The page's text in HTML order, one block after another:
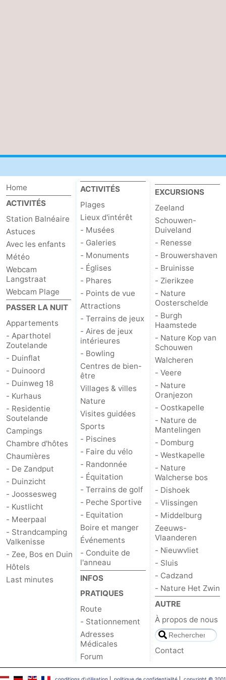
Home
ACTIVITÉS
Station Balnéaire
Astuces
Avec les enfants
Météo
Webcam
Langstraat
Webcam Plage
PASSER LA NUIT
Appartements
- Aparthotel
Zoutelande
- Duinflat
- Duinoord
- Duinweg 18
- Kurhaus
- Residentie
Soutelande
Campings
Chambre d'hôtes
Chaumières
- De Zandput
- Duinzicht
- Joossesweg
- Kustlicht
- Meerpaal
- Strandcamping
Valkenisse
- Zee, Bos en Duin
Hôtels
Last minutes
ACTIVITÉS
Plages
Lieux d'intérêt
- Musées
- Galeries
- Monuments
- Églises
- Phares
- Points de vue
Attractions
- Terrains de jeux
- Aires de jeux
intérieures
- Bowling
Centres de bien-
être
Villages & villes
Nature
Visites guidées
Sports
- Piscines
- Faire du vélo
- Randonnée
- Équitation
- Terrains de golf
- Peche Sportive
- Equitation
Boire et manger
Événements
- Conduite de
l'anneau
INFOS
PRATIQUES
Route
- Stationnement
Adresses
Médicales
Forum
EXCURSIONS
Zeeland
Schouwen-
Duiveland
- Renesse
- Brouwershaven
- Bruinisse
- Zierikzee
- Nature
Oosterschelde
- Burgh
Haamstede
- Nature Kop van
Schouwen
Walcheren
- Veere
- Nature
Oranjezon
- Oostkapelle
- Nature de
Mantelingen
- Domburg
- Westkapelle
- Nature
Walcherse bos
- Dishoek
- Vlissingen
- Middelburg
Zeeuws-
Vlaanderen
- Nieuwvliet
- Sluis
- Cadzand
- Nature Het Zwin
AUTRE
À propos de nous
Contact